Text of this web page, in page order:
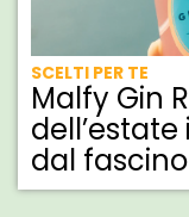
SCELTI PER TE
Malfy Gin
dal